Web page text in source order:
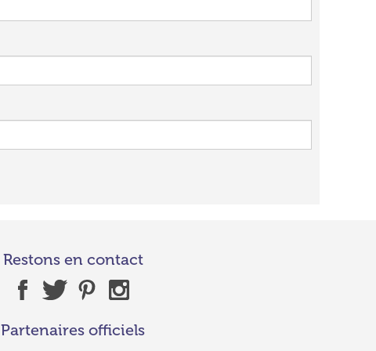
Restons en contact
Partenaires officiels